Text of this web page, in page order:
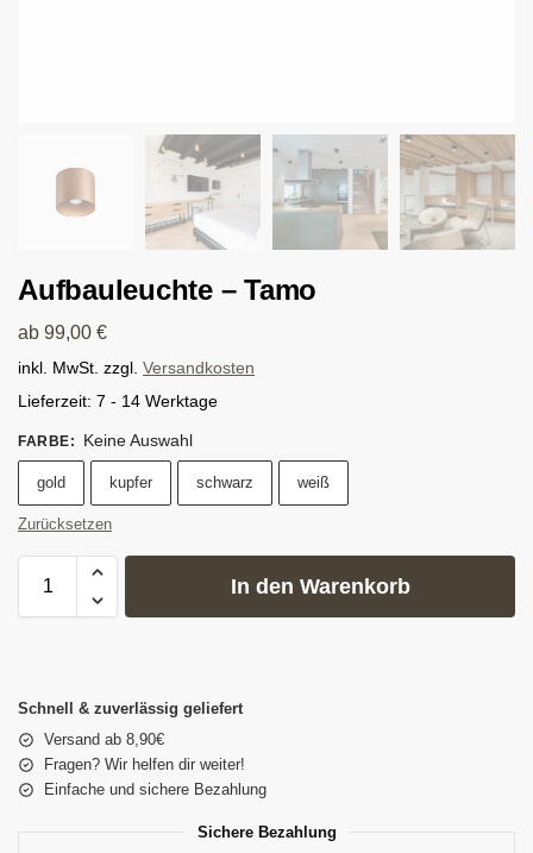
Aufbauleuchte – Tamo
ab 99,00 €
inkl. MwSt. zzgl. Versandkosten
Lieferzeit: 7 - 14 Werktage
FARBE: Keine Auswahl
gold kupfer schwarz weiß
Zurücksetzen
In den Warenkorb
Schnell & zuverlässig geliefert
Versand ab 8,90€
Fragen? Wir helfen dir weiter!
Einfache und sichere Bezahlung
Sichere Bezahlung